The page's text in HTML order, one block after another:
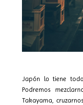
Japón lo tiene
Podremos
Takayama,